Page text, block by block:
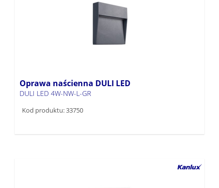
Oprawa naścienna DULI LED
DULI LED 4W-NW-L-GR
Kod produktu: 33750